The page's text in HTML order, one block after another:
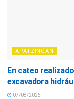
APATZINGÁN
En cateo
excavadora
07/08/2026